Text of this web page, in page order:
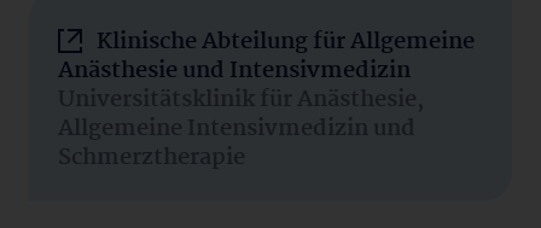
Klinische Abteilung für Allgemeine
Anästhesie und Intensivmedizin
Universitätsklinik für Anästhesie,
Allgemeine Intensivmedizin und
Schmerztherapie